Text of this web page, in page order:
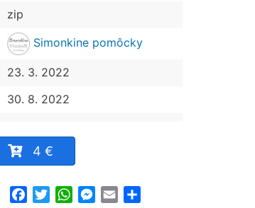
zip
Simonkine pomôcky
23. 3. 2022
30. 8. 2022
4 €
FacebookTwitterWhatsApp
Messenger
Email